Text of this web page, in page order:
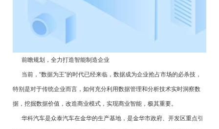
前瞻规划，全力打造智能制造企业
当前，“数据为王”的时代已经来临，数据成为企业抢占市场的必杀技，
特别是对于传统企业而言，如何充分利用数据管理和分析技术实时洞察数
据，挖掘数据价值，改造商业模式，实现商业智能，极其重要。
华科汽车是众泰汽车在金华的生产基地，是金华市政府、开发区重点引